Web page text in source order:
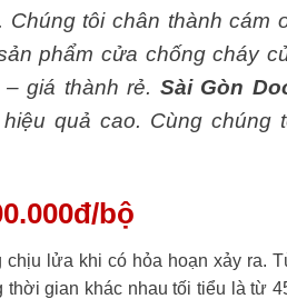
tôi chân thành cám
phẩm cửa chống cháy
giá thành rẻ. Sài Gòn
quả cao. Cùng chúng
bộ
lửa khi có hỏa hoạn xảy ra.
gian khác nhau tối tiểu là từ